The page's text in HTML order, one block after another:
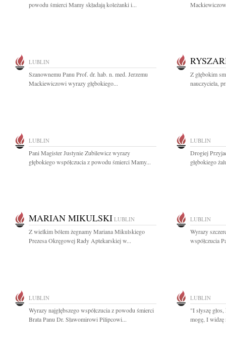
powodu śmierci Mamy składają koleżanki i...
LUBLIN
Szanownemu Panu Prof. dr. hab. n. med. Jerzemu
Mackiewiczowi wyrazy głębokiego...
Z głębokim
nauczyciela,
LUBLIN
Pani Magister Justynie Zubilewicz wyrazy
głębokiego współczucia z powodu śmierci Mamy...
LUBLIN
Drogiej
głębokiego
MARIAN MIKULSKI LUBLIN
Z wielkim bólem żegnamy Mariana Mikulskiego
Prezesa Okręgowej Rady Aptekarskiej w...
LUBLIN
Wyrazy
współczucia
LUBLIN
Wyrazy najgłębszego współczucia z powodu śmierci
Brata Panu Dr. Sławomirowi Pilipcowi...
LUBLIN
"I słyszę
mogę, I widzę